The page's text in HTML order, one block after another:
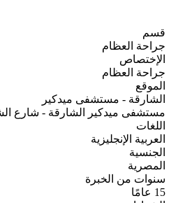
قسم
جراحة العظام
الإختصاص
جراحة العظام
الموقع
الشارقة - مستشفى ميدكير
مستشفى ميدكير الشارقة - شارع
اللغات
العربية الإنجليزية
الجنسية
المصرية
سنوات من الخبرة
15 عامًا